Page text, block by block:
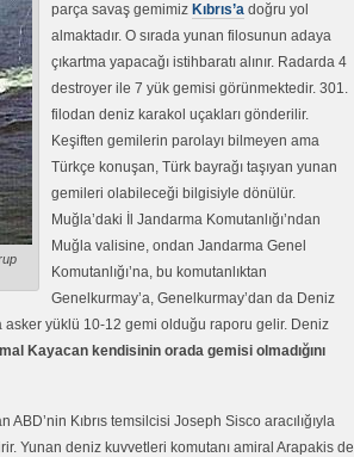
parça savaş gemimiz Kıbrıs’a doğru yol
almaktadır. O sırada yunan filosunun adaya
çıkartma yapacağı istihbaratı alınır. Radarda 4
destroyer ile 7 yük gemisi görünmektedir. 301.
filodan deniz karakol uçakları gönderilir.
Keşiften gemilerin parolayı bilmeyen ama
Türkçe konuşan, Türk bayrağı taşıyan yunan
gemileri olabileceği bilgisiyle dönülür.
Muğla’daki İl Jandarma Komutanlığı’ndan
Muğla valisine, ondan Jandarma Genel
Komutanlığı’na, bu komutanlıktan
Genelkurmay’a, Genelkurmay’dan da Deniz
asker yüklü 10-12 gemi olduğu raporu gelir. Deniz
Kayacan kendisinin orada gemisi olmadığını
Kıbrıs temsilcisi Joseph Sisco aracılığıyla
Yunan deniz kuvvetleri komutanı amiral Arapakis de